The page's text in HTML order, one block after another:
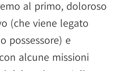
al primo, doloroso
(che viene legato
possessore) e
alcune missioni